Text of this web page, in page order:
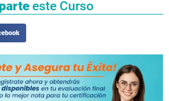
este Curso